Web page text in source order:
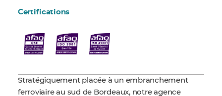
Stratégiquement placée à un embranchement
ferroviaire au sud de Bordeaux, notre agence
Certifications